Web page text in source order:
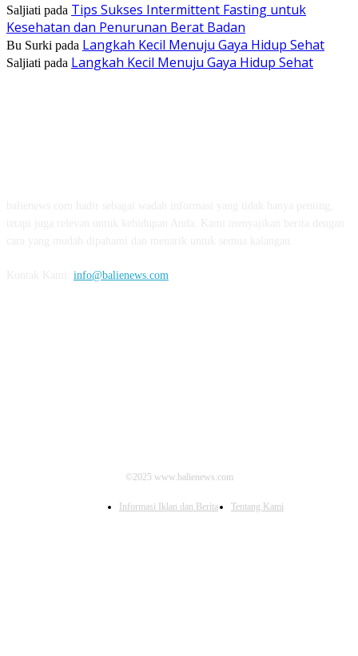
Saljiati pada Tips Sukses Intermittent Fasting untuk
Kesehatan dan Penurunan Berat Badan
Bu Surki pada Langkah Kecil Menuju Gaya Hidup Sehat
Saljiati pada Langkah Kecil Menuju Gaya Hidup Sehat
info@balienews.com
©2025 www.balienews.com
Informasi Iklan dan Berita Tentang Kami